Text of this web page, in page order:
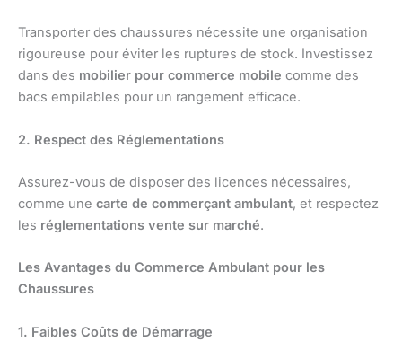
Transporter des chaussures nécessite une organisation
rigoureuse pour éviter les ruptures de stock. Investissez
dans des mobilier pour commerce mobile comme des
bacs empilables pour un rangement efficace.
2. Respect des Réglementations
Assurez-vous de disposer des licences nécessaires,
comme une carte de commerçant ambulant, et respectez
les réglementations vente sur marché.
Les Avantages du Commerce Ambulant pour les
Chaussures
1. Faibles Coûts de Démarrage